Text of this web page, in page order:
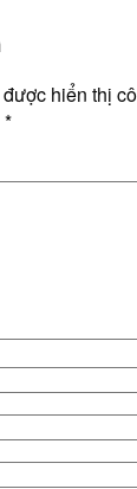
hiển thị
*